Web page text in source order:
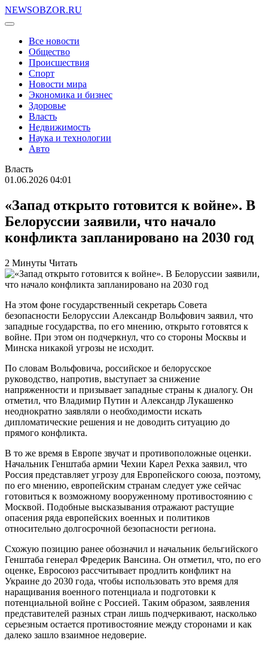
NEWSOBZOR.RU
Все новости
Общество
Происшествия
Спорт
Новости мира
Экономика и бизнес
Здоровье
Власть
Недвижимость
Наука и технологии
Авто
Власть
01.06.2026 04:01
«Запад открыто готовится к войне». В
Белоруссии заявили, что начало
конфликта запланировано на 2030 год
2 Минуты Читать
На этом фоне государственный секретарь Совета
безопасности Белоруссии Александр Вольфович заявил, что
западные государства, по его мнению, открыто готовятся к
войне. При этом он подчеркнул, что со стороны Москвы и
Минска никакой угрозы не исходит.
По словам Вольфовича, российское и белорусское
руководство, напротив, выступает за снижение
напряженности и призывает западные страны к диалогу. Он
отметил, что Владимир Путин и Александр Лукашенко
неоднократно заявляли о необходимости искать
дипломатические решения и не доводить ситуацию до
прямого конфликта.
В то же время в Европе звучат и противоположные оценки.
Начальник Генштаба армии Чехии Карел Рехка заявил, что
Россия представляет угрозу для Европейского союза, поэтому,
по его мнению, европейским странам следует уже сейчас
готовиться к возможному вооруженному противостоянию с
Москвой. Подобные высказывания отражают растущие
опасения ряда европейских военных и политиков
относительно долгосрочной безопасности региона.
Схожую позицию ранее обозначил и начальник бельгийского
Генштаба генерал Фредерик Вансина. Он отметил, что, по его
оценке, Евросоюз рассчитывает продлить конфликт на
Украине до 2030 года, чтобы использовать это время для
наращивания военного потенциала и подготовки к
потенциальной войне с Россией. Таким образом, заявления
представителей разных стран лишь подчеркивают, насколько
серьезным остается противостояние между сторонами и как
далеко зашло взаимное недоверие.